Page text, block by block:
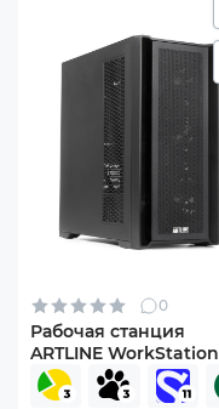
0
Рабочая станция
ARTLINE WorkStation
W96 (W96v69)